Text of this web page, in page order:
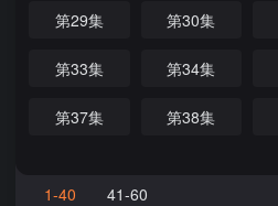
第29集 第30集
第33集 第34集
第37集 第38集
1-40 41-60